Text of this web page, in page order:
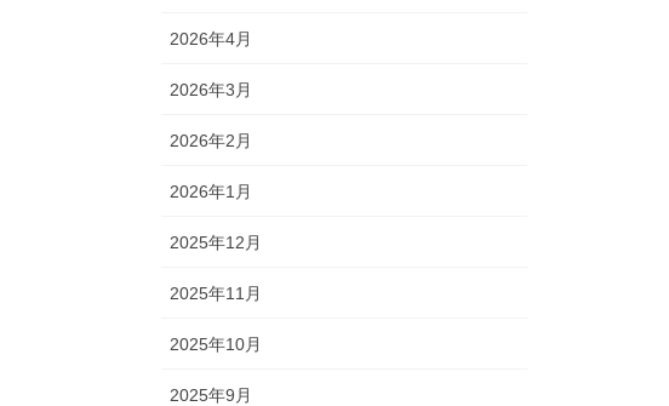
2026年4月
2026年3月
2026年2月
2026年1月
2025年12月
2025年11月
2025年10月
2025年9月